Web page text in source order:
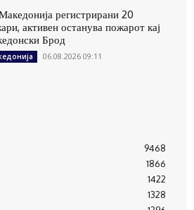
регистрирани 20
активен останува пожарот кај
Брод
06.08.2026 09:11
9468
1866
1422
1328